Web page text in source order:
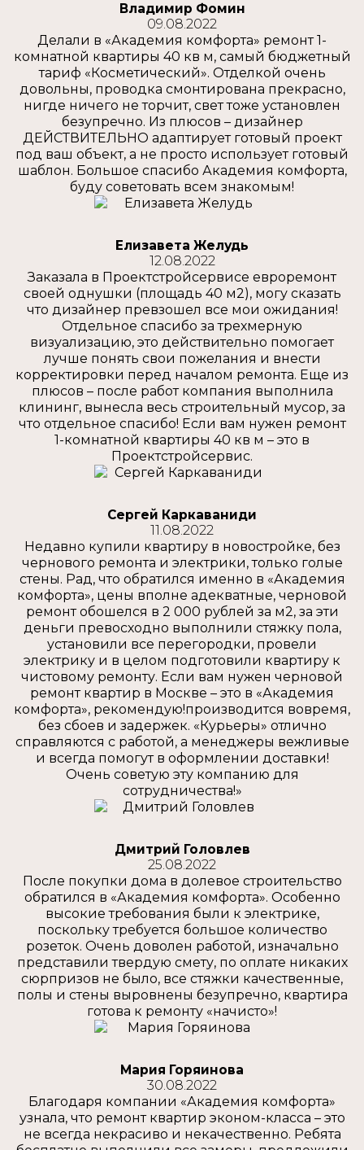
Владимир Фомин
09.08.2022
Делали в «Академия комфорта» ремонт 1-
комнатной квартиры 40 кв м, самый бюджетный
тариф «Косметический». Отделкой очень
довольны, проводка смонтирована прекрасно,
нигде ничего не торчит, свет тоже установлен
безупречно. Из плюсов – дизайнер
ДЕЙСТВИТЕЛЬНО адаптирует готовый проект
под ваш объект, а не просто использует готовый
шаблон. Большое спасибо Академия комфорта,
буду советовать всем знакомым!
Елизавета Желудь
12.08.2022
Заказала в Проектстройсервисе евроремонт
своей однушки (площадь 40 м2), могу сказать
что дизайнер превзошел все мои ожидания!
Отдельное спасибо за трехмерную
визуализацию, это действительно помогает
лучше понять свои пожелания и внести
корректировки перед началом ремонта. Еще из
плюсов – после работ компания выполнила
клининг, вынесла весь строительный мусор, за
что отдельное спасибо! Если вам нужен ремонт
1-комнатной квартиры 40 кв м – это в
Проектстройсервис.
Сергей Каркаваниди
11.08.2022
Недавно купили квартиру в новостройке, без
чернового ремонта и электрики, только голые
стены. Рад, что обратился именно в «Академия
комфорта», цены вполне адекватные, черновой
ремонт обошелся в 2 000 рублей за м2, за эти
деньги превосходно выполнили стяжку пола,
установили все перегородки, провели
электрику и в целом подготовили квартиру к
чистовому ремонту. Если вам нужен черновой
ремонт квартир в Москве – это в «Академия
комфорта», рекомендую!производится вовремя,
без сбоев и задержек. «Курьеры» отлично
справляются с работой, а менеджеры вежливые
и всегда помогут в оформлении доставки!
Очень советую эту компанию для
сотрудничества!»
Дмитрий Головлев
25.08.2022
После покупки дома в долевое строительство
обратился в «Академия комфорта». Особенно
высокие требования были к электрике,
поскольку требуется большое количество
розеток. Очень доволен работой, изначально
представили твердую смету, по оплате никаких
сюрпризов не было, все стяжки качественные,
полы и стены выровнены безупречно, квартира
готова к ремонту «начисто»!
Мария Горяинова
30.08.2022
Благодаря компании «Академия комфорта»
узнала, что ремонт квартир эконом-класса – это
не всегда некрасиво и некачественно. Ребята